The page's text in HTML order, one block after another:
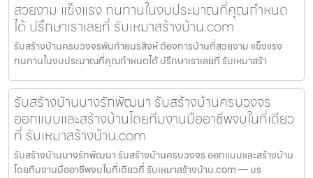
สวยงาม แข็งแรง ทนทานในงบประมาณที่คุณกำหนด
ได้ ปรึกษาเราเลยที่ รับเหมาสร้างบ้าน.com
รับสร้างบ้านครบวงจรพันท้ายนรสิงห์ ต้องการบ้านที่สวยงาม แข็งแรง
ทนทานในงบประมาณที่คุณกำหนดได้ ปรึกษาเราเลยที่ รับเหมาสร้า
รับสร้างบ้านบางรักพัฒนา รับสร้างบ้านครบวงจร
ออกแบบและสร้างบ้านโดยทีมงานมืออาชีพจบในที่เดียว
ที่ รับเหมาสร้างบ้าน.com
รับสร้างบ้านบางรักพัฒนา รับสร้างบ้านครบวงจร ออกแบบและสร้างบ้าน
โดยทีมงานมืออาชีพจบในที่เดียวที่ รับเหมาสร้างบ้าน.com — บร